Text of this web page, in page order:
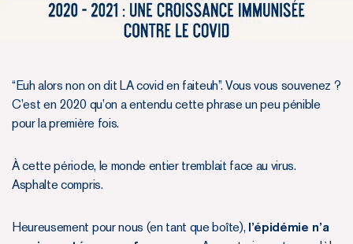
“Euh alors non on dit LA covid en faiteuh”. Vous vous souvenez ?
C’est en 2020 qu’on a entendu cette phrase un peu pénible
pour la première fois.
À cette période, le monde entier tremblait face au virus.
Asphalte compris.
Heureusement pour nous (en tant que boîte), l’épidémie n’a